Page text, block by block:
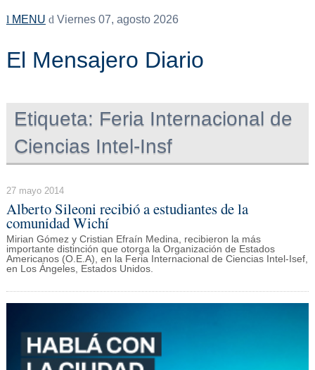
MENU Viernes 07, agosto 2026
El Mensajero Diario
Etiqueta: Feria Internacional de
Ciencias Intel-Insf
27 mayo 2014
Alberto Sileoni recibió a estudiantes de la
comunidad Wichí
Mirian Gómez y Cristian Efraín Medina, recibieron la más
importante distinción que otorga la Organización de Estados
Americanos (O.E.A), en la Feria Internacional de Ciencias Intel-Isef,
en Los Ángeles, Estados Unidos.